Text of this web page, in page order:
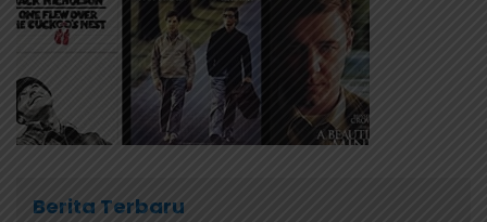
Berita Terbaru